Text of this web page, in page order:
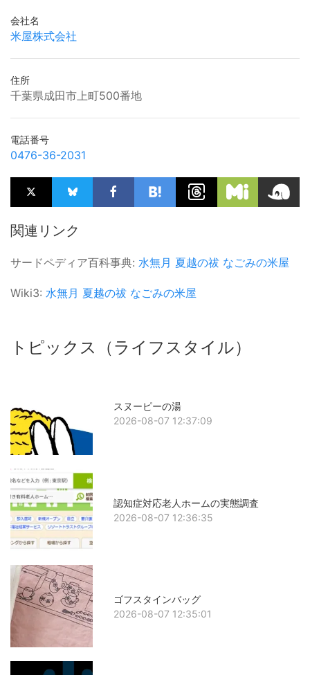
会社名
米屋株式会社
住所
千葉県成田市上町500番地
電話番号
0476-36-2031
関連リンク
サードペディア百科事典: 水無月 夏越の祓 なごみの米屋
Wiki3: 水無月 夏越の祓 なごみの米屋
トピックス（ライフスタイル）
スヌーピーの湯
2026-08-07 12:37:09
認知症対応老人ホームの実態調査
2026-08-07 12:36:35
ゴフスタインバッグ
2026-08-07 12:35:01